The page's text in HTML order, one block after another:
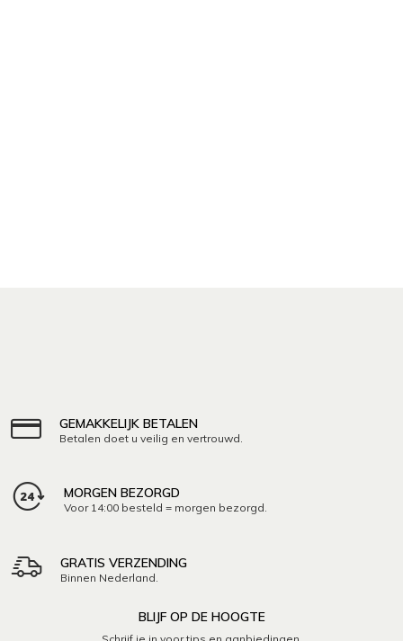
GEMAKKELIJK BETALEN
Betalen doet u veilig en vertrouwd.
MORGEN BEZORGD
Voor 14:00 besteld = morgen bezorgd.
GRATIS VERZENDING
Binnen Nederland.
BLIJF OP DE HOOGTE